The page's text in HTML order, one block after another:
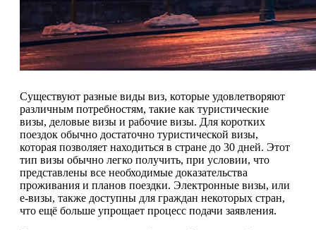
Существуют разные виды виз, которые удовлетворяют
различным потребностям, такие как туристические
визы, деловые визы и рабочие визы. Для коротких
поездок обычно достаточно туристической визы,
которая позволяет находиться в стране до 30 дней. Этот
тип визы обычно легко получить, при условии, что
представлены все необходимые доказательства
проживания и планов поездки. Электронные визы, или
e-визы, также доступны для граждан некоторых стран,
что ещё больше упрощает процесс подачи заявления.